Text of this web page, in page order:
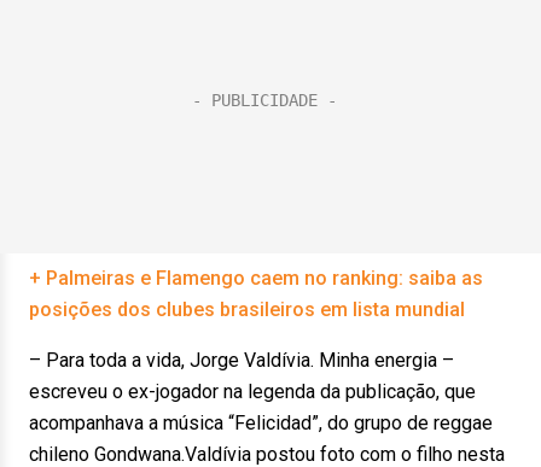
+ Palmeiras e Flamengo caem no ranking: saiba as
posições dos clubes brasileiros em lista mundial
– Para toda a vida, Jorge Valdívia. Minha energia –
escreveu o ex-jogador na legenda da publicação, que
acompanhava a música “Felicidad”, do grupo de reggae
chileno Gondwana.Valdívia postou foto com o filho nesta